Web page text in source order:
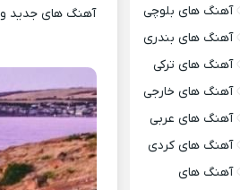
آهنگ های جدید و
آهنگ های بلوچی
آهنگ های بندری
آهنگ های ترکی
آهنگ های خارجی
آهنگ های عربی
آهنگ های کردی
آهنگ های